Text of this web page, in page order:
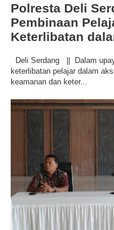
Polresta Deli
Pembinaan
Keterlibatan
Deli Serdang || Dalam
keterlibatan pelajar dalam
keamanan dan keter...